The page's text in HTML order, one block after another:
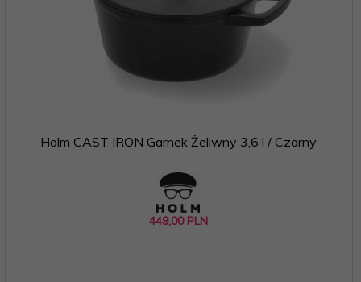
Holm CAST IRON Garnek Żeliwny 3,6 l / Czarny
449,00 PLN